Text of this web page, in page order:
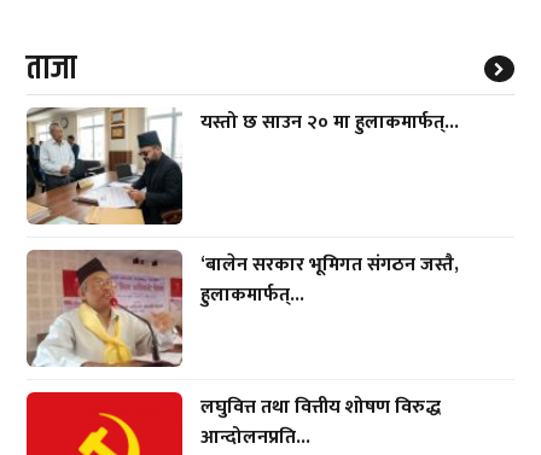
ताजा
यस्तो छ साउन २० मा हुलाकमार्फत्...
‘बालेन सरकार भूमिगत संगठन जस्तै,
हुलाकमार्फत्...
लघुवित्त तथा वित्तीय शोषण विरुद्ध
आन्दोलनप्रति...